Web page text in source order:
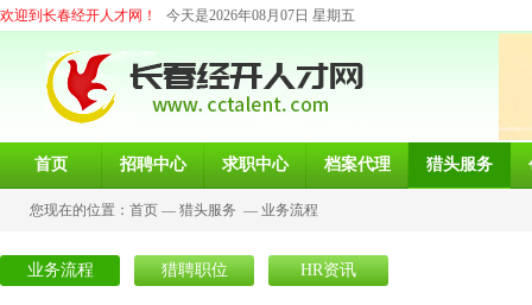
欢迎到长春经开人才网！ 今天是2026年08月07日 星期五
首页 招聘中心 求职中心 档案代理 猎头服务
您现在的位置： 首页 — 猎头服务 — 业务流程
业务流程 猎聘职位 HR资讯